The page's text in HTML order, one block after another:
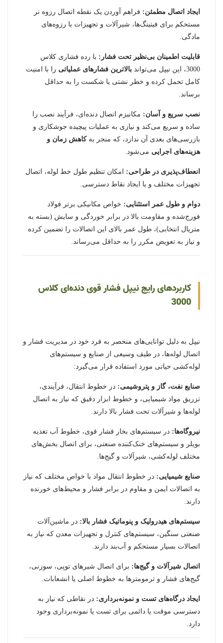
ایجاد اتصال مطمئن: فراهم آوردن یک نقطه اتصال رزوه نر
مستحکم برای فیتینگ‌ها، شیرآلات و تجهیزات با رزوه‌های
مادگی.
قابلیت اطمینان بی‌نظیر تحت فشار: با رده فشاری کلاس
3000، این نیپل می‌تواند
بالاترین فشارهای عملیاتی را با امنیت
کامل تحمل کرده و خطر نشتی یا شکست را به حداقل
برساند.
نصب سریع و آسان: مکانیزم اتصال دنده‌ای، فرآیند نصب را
ساده و سریع می‌کند و نیازی به عملیات پیچیده جوشکاری و
بازرسی‌های بعدی آن ندارد، که منجر بهکاهش زمان و
هزینه‌های اجرایی می‌شود.
انعطاف‌پذیری در طراحی: امکان تنظیم طول خط لوله، اتصال
تجهیزات مختلف و یا ایجاد نقاط دسترسی.
دوام و طول عمر استثنایی: خواص مکانیکی برتر فولاد
فورج‌شده و مقاومت بالا در برابر خوردگی و سایش (بسته به
متریال انتخابی)، طول عمر بالای این اتصالات را تضمین کرده
و نیاز به تعویض مکرر را به حداقل می‌رساند.
کاربردهای رایج نیپل فشار قوی دنده‌ای کلاس
3000
نیپل به دلیل توانایی‌های منحصر به فرد خود در مدیریت فشار و
اتصال لوله‌ها، در طیف وسیعی از صنایع و سیستم‌های
لوله‌کشی حیاتی مورد استفاده قرار می‌گیرد:
صنایع نفت، گاز و پتروشیمی: در خطوط انتقال، فرآیندی،
تزریق مواد شیمیایی، و خطوط ابزار دقیق که نیاز به اتصال
لوله‌ها و شیرآلات تحت فشار بالا دارند.
نیروگاه‌ها: در سیستم‌های بخار فشار قوی، خطوط آب تغذیه
بویلر و سیستم‌های خنک‌کننده صنعتی، برای اتصال بخش‌های
مختلف لوله‌کشی، شیرآلات و گیج‌ها.
صنایع شیمیایی: در خطوط انتقال مواد با خواص مختلف که نیاز
به اتصالات ایمن و مقاوم در برابر فشار و محیط‌های خورنده
دارند.
سیستم‌های هیدرولیک و پنوماتیک فشار بالا: در ماشین‌آلات
صنعتی سنگین، سیستم‌های کنترل و تجهیزات معدن که نیاز به
اتصالات بسیار مستحکم و آب‌بند دارند.
اتصال شیرآلات و گیج‌ها: برای اتصال شیرهای توپی، سوزنی،
گیج‌های فشار و ترمومترها به خطوط اصلی یا انشعابات.
ایجاد درگاه‌های تست و نمونه‌برداری: در نقاطی که نیاز به
دسترسی موقت یا دائمی برای تست یا نمونه‌برداری وجود
دارد.